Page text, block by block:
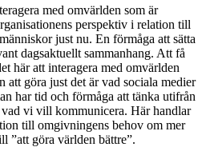
med omvärlden som är
perspektiv i relation till
just nu. En förmåga att sätta
dagsaktuellt sammanhang. Att få
här att interagera med omvärlden
att göra just det är vad sociala medier
har tid och förmåga att tänka utifrån
vi vill kommunicera. Här handlar
till omgivningens behov om mer
”att göra världen bättre”.